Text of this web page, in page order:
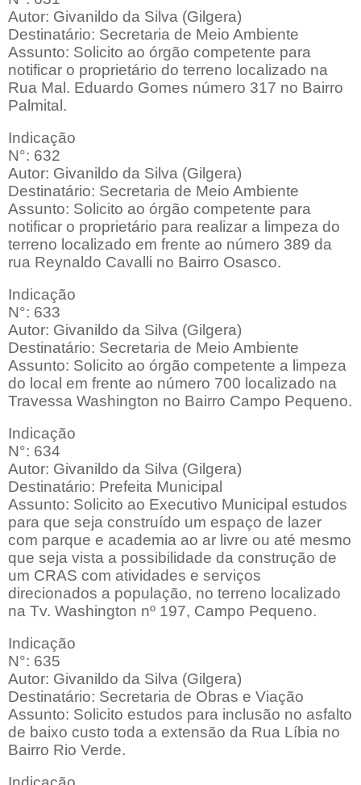
Autor: Givanildo da Silva (Gilgera)
Destinatário: Secretaria de Meio Ambiente
Assunto: Solicito ao órgão competente para
notificar o proprietário do terreno localizado na
Rua Mal. Eduardo Gomes número 317 no Bairro
Palmital.
Indicação
N°: 632
Autor: Givanildo da Silva (Gilgera)
Destinatário: Secretaria de Meio Ambiente
Assunto: Solicito ao órgão competente para
notificar o proprietário para realizar a limpeza do
terreno localizado em frente ao número 389 da
rua Reynaldo Cavalli no Bairro Osasco.
Indicação
N°: 633
Autor: Givanildo da Silva (Gilgera)
Destinatário: Secretaria de Meio Ambiente
Assunto: Solicito ao órgão competente a limpeza
do local em frente ao número 700 localizado na
Travessa Washington no Bairro Campo Pequeno.
Indicação
N°: 634
Autor: Givanildo da Silva (Gilgera)
Destinatário: Prefeita Municipal
Assunto: Solicito ao Executivo Municipal estudos
para que seja construído um espaço de lazer
com parque e academia ao ar livre ou até mesmo
que seja vista a possibilidade da construção de
um CRAS com atividades e serviços
direcionados a população, no terreno localizado
na Tv. Washington nº 197, Campo Pequeno.
Indicação
N°: 635
Autor: Givanildo da Silva (Gilgera)
Destinatário: Secretaria de Obras e Viação
Assunto: Solicito estudos para inclusão no asfalto
de baixo custo toda a extensão da Rua Líbia no
Bairro Rio Verde.